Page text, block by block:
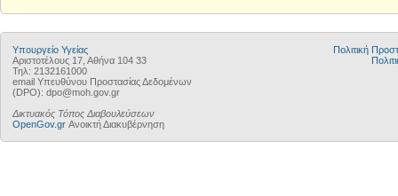
Υπουργείο Υγείας
Αριστοτέλους 17, Αθήνα 104 33
Τηλ: 2132161000
email Υπευθύνου Προστασίας Δεδομένων
(DPO): dpo@moh.gov.gr
Δικτυακός Τόπος Διαβουλεύσεων
OpenGov.gr Ανοικτή Διακυβέρνηση
Πολιτική